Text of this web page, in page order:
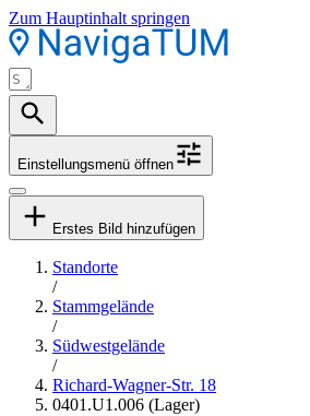
Zum Hauptinhalt springen
Einstellungsmenü öffnen
Erstes Bild hinzufügen
Standorte
/
Stammgelände
/
Südwestgelände
/
Richard-Wagner-Str. 18
0401.U1.006 (Lager)